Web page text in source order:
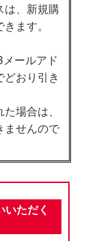
は、新規購
ます。
ールアド
おり引き
場合は、
ませんので
ただく